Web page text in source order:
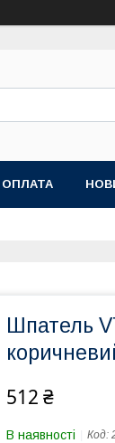
Шпатель
512 ₴
В наявності Код: